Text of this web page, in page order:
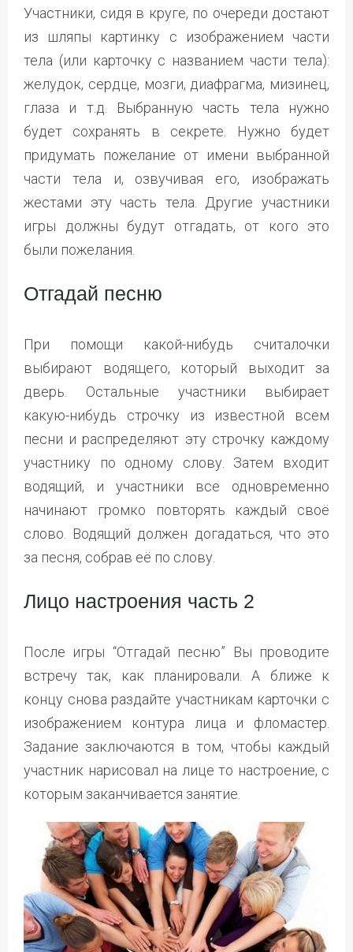
Участники, сидя в круге, по очереди достают
из шляпы картинку с изображением части
тела (или карточку с названием части тела):
желудок, сердце, мозги, диафрагма, мизинец,
глаза и т.д. Выбранную часть тела нужно
будет сохранять в секрете. Нужно будет
придумать пожелание от имени выбранной
части тела и, озвучивая его, изображать
жестами эту часть тела. Другие участники
игры должны будут отгадать, от кого это
были пожелания.
Отгадай песню
При помощи какой-нибудь считалочки
выбирают водящего, который выходит за
дверь. Остальные участники выбирает
какую-нибудь строчку из известной всем
песни и распределяют эту строчку каждому
участнику по одному слову. Затем входит
водящий, и участники все одновременно
начинают громко повторять каждый своё
слово. Водящий должен догадаться, что это
за песня, собрав её по слову.
Лицо настроения часть 2
После игры “Отгадай песню” Вы проводите
встречу так, как планировали. А ближе к
концу снова раздайте участникам карточки с
изображением контура лица и фломастер.
Задание заключаются в том, чтобы каждый
участник нарисовал на лице то настроение, с
которым заканчивается занятие.